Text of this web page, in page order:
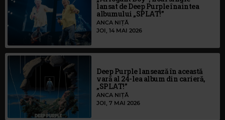
lansat de Deep Purple înaintea
albumului „SPLAT!”
ANCA NIȚĂ
JOI, 14 MAI 2026
Deep Purple lansează în această
vară al 24-lea album din carieră,
„SPLAT!”
ANCA NIȚĂ
JOI, 7 MAI 2026